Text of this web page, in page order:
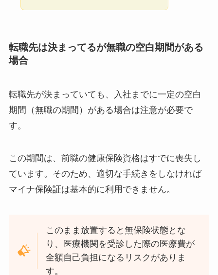
転職先は決まってるが無職の空白期間がある
場合
転職先が決まっていても、入社までに一定の空白
期間（無職の期間）がある場合は注意が必要で
す。
この期間は、前職の健康保険資格はすでに喪失し
ています。そのため、適切な手続きをしなければ
マイナ保険証は基本的に利用できません。
このまま放置すると無保険状態とな
り、医療機関を受診した際の医療費が
全額自己負担になるリスクがありま
す。